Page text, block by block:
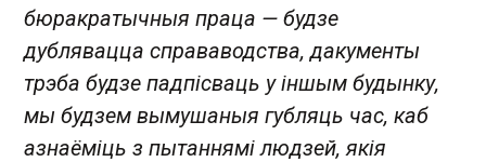
бюракратычныя праца — будзе
дублявацца справаводства, дакументы
трэба будзе падпісваць у іншым будынку,
мы будзем вымушаныя губляць час, каб
азнаёміць з пытаннямі людзей, якія